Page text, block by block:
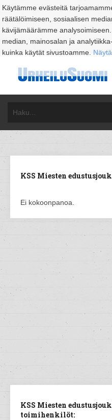
Käytämme evästeitä
räätälöimiseen, sosiaalisen
kävijämäärämme
median, mainosalan ja
kuinka käytät sivustoamme.
KSS Miesten
Ei kokoonpanoa.
KSS Miesten
toimihenkilöt: